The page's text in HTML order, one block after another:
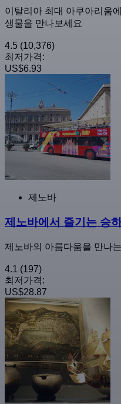
이탈리아 최대 아쿠아리움
생물을 만나보세요
4.5 (10,376)
최저가격:
US$6.93
제노바
제노바에서 즐기는 승
제노바의 아름다움을 만나
4.1 (197)
최저가격:
US$28.87